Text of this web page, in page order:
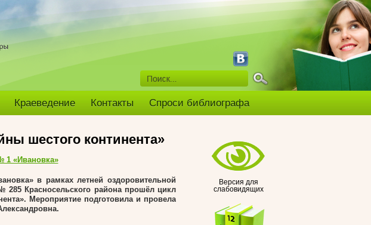
Краеведение Контакты Спроси библиографа
Версия для
слабовидящих
шестого континента»
1 «Ивановка»
»в рамках летней оздоровительной
Красносельского района прошёл цикл
Мероприятие подготовила и провела